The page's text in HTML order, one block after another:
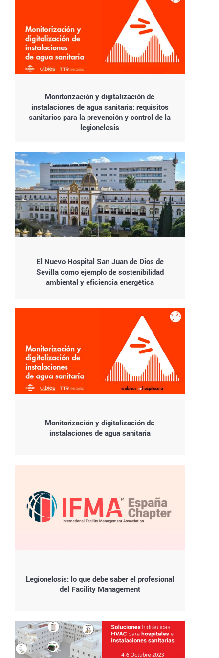
Monitorización y digitalización de
instalaciones de agua sanitaria: requisitos
sanitarios para la prevención y control de la
legionelosis
El Nuevo Hospital San Juan de Dios de
Sevilla como ejemplo de sostenibilidad
ambiental y eficiencia energética
Monitorización y digitalización de
instalaciones de agua sanitaria
Legionelosis: lo que debe saber el profesional
del Facility Management